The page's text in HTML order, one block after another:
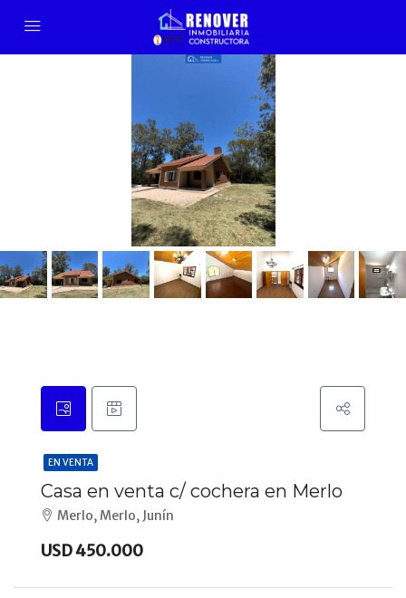
EN VENTA
Casa en venta c/ cochera en Merlo
Merlo, Merlo, Junín
USD 450.000